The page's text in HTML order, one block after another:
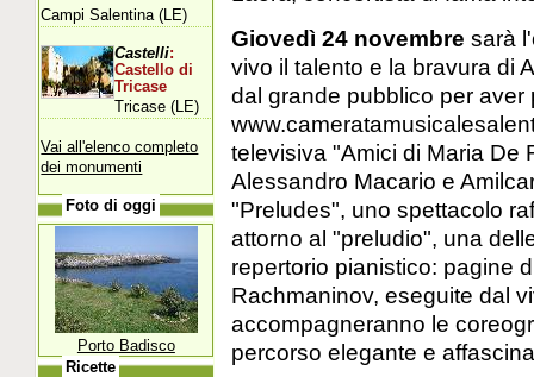
Giovedì 24 novembre sarà
vivo il talento e la bravura di
dal grande pubblico per aver
televisiva "Amici di Maria De
Alessandro Macario e
"Preludes", uno spettacolo
attorno al "preludio", una
repertorio pianistico: pagine
Rachmaninov, eseguite dal
accompagneranno le
percorso elegante e
Campi Salentina (LE)
Castelli:
Castello di
Tricase
Tricase (LE)
Vai all'elenco completo
dei monumenti
Foto di oggi
Porto Badisco
Ricette